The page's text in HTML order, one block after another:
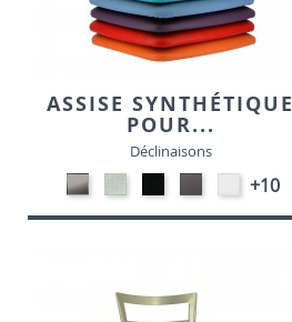
ASSISE SYNTHÉTIQUE
POUR...
Déclinaisons
CARBON
LOOK-
SIMILI
ALU-
SIMILI
NOIR-
SIMILI
GRIS-
SIMILI
EKOS
BLANC-
SIMILI
+10